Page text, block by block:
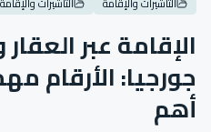
الإقامة عبر
جورجيا: الأرقام
أهم